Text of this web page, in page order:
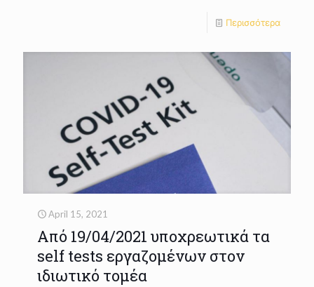
Περισσότερα
April 15, 2021
Από 19/04/2021 υποχρεωτικά τα
self tests εργαζομένων στον
ιδιωτικό τομέα